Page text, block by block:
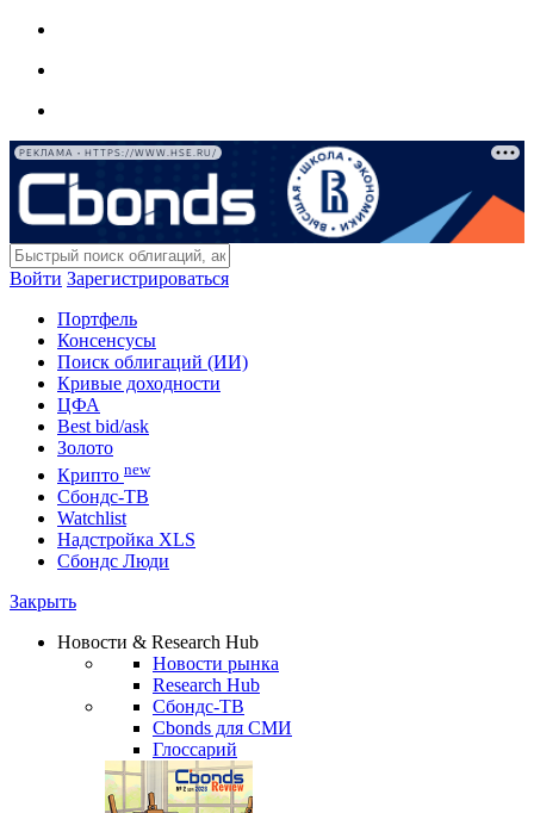
РЕКЛАМА • HTTPS://WWW.HSE.RU/
Войти Зарегистрироваться
Портфель
Консенсусы
Поиск облигаций (ИИ)
Кривые доходности
ЦФА
Best bid/ask
Золото
Крипто new
Сбондс-ТВ
Watchlist
Надстройка XLS
Сбондс Люди
Закрыть
Новости & Research Hub
Новости рынка
Research Hub
Сбондс-ТВ
Cbonds для СМИ
Глоссарий